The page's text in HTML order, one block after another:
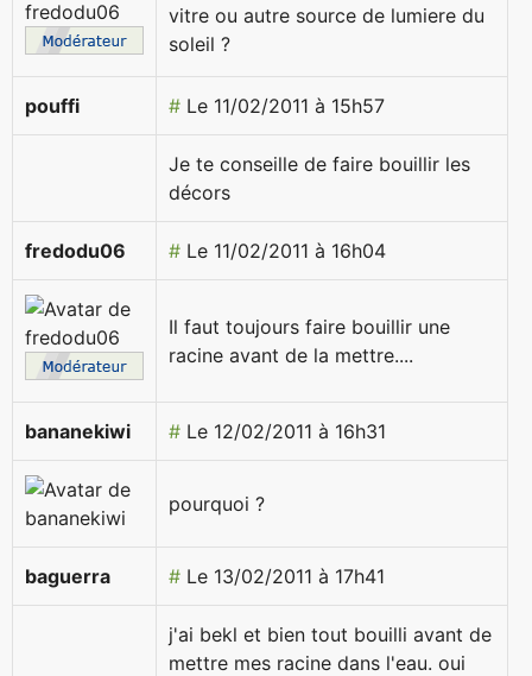
vitre ou autre source de lumiere du
soleil ?
pouffi # Le 11/02/2011 à 15h57
Je te conseille de faire bouillir les
décors
fredodu06 # Le 11/02/2011 à 16h04
Il faut toujours faire bouillir une
racine avant de la mettre....
bananekiwi # Le 12/02/2011 à 16h31
pourquoi ?
baguerra # Le 13/02/2011 à 17h41
j'ai bekl et bien tout bouilli avant de
mettre mes racine dans l'eau. oui